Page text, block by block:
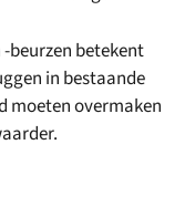
beurzen betekent
in bestaande
moeten overmaken